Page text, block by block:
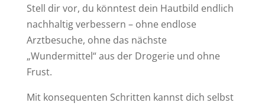
Stell dir vor, du könntest dein Hautbild endlich
nachhaltig verbessern – ohne endlose
Arztbesuche, ohne das nächste
„Wundermittel“ aus der Drogerie und ohne
Frust.
Mit konsequenten Schritten kannst dich selbst